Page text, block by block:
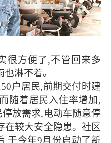
很方便了,不管回来多
淋不着。
户居民,前期交付时建
随着居民入住率增加,
放需求,电动车随意停
在较大安全隐患。社区
,于今年9月份启动了新